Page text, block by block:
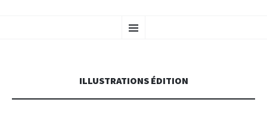
MENU
AU
ILLUSTRATIONS ÉDITION